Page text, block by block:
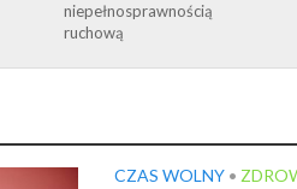
niepełnosprawnością
ruchową
CZAS WOLNY •